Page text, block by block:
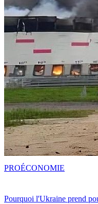
Pourquoi l'Ukraine prend
PROÉCONOMIE